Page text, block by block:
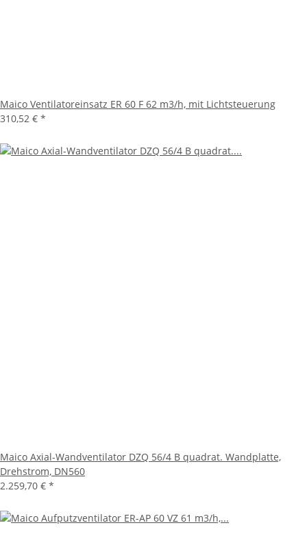
Maico Ventilatoreinsatz ER 60 F 62 m3/h, mit Lichtsteuerung
310,52 € *
Maico Axial-Wandventilator DZQ 56/4 B quadrat. Wandplatte,
Drehstrom, DN560
2.259,70 € *